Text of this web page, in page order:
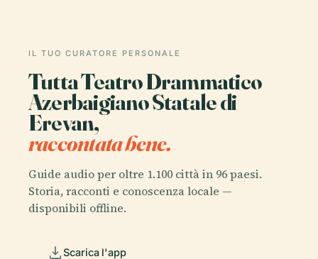
IL TUO CURATORE PERSONALE
Tutta Teatro Drammatico
Azerbaigiano Statale di
Erevan,
raccontata bene.
Guide audio per oltre 1.100 città in 96 paesi.
Storia, racconti e conoscenza locale —
disponibili offline.
Scarica l'app